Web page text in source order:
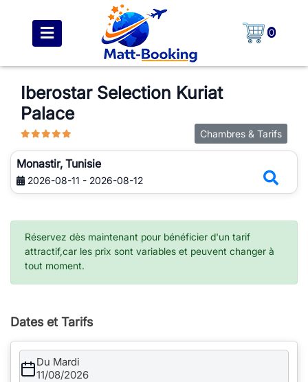
0
Iberostar Selection Kuriat
Palace
Chambres & Tarifs
Monastir, Tunisie
2026-08-11 - 2026-08-12
Réservez dès maintenant pour bénéficier d'un tarif
attractif,car les prix sont variables et peuvent changer à
tout moment.
Dates et Tarifs
Du Mardi
11/08/2026